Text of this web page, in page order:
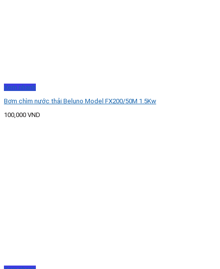
Xem nhanh
Bơm chìm nước thải Beluno Model FX200/50M 1.5Kw
100,000 VND